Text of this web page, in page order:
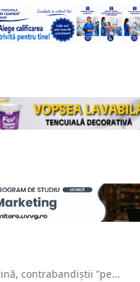
contrabandiștii ”pe...